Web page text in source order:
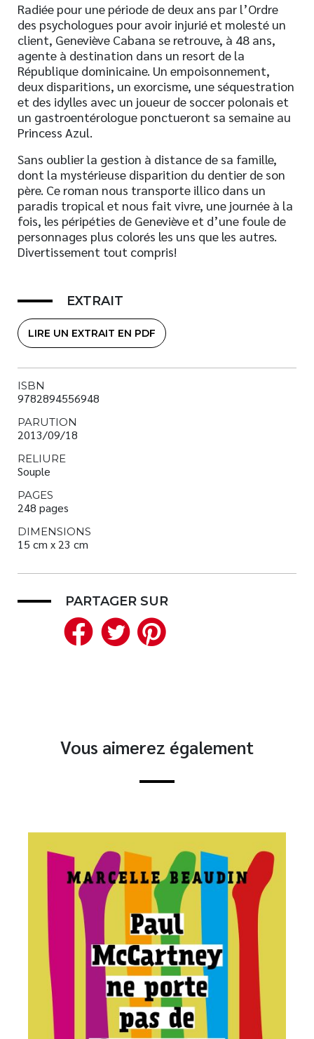
Radiée pour une période de deux ans par l’Ordre
des psychologues pour avoir injurié et molesté un
client, Geneviève Cabana se retrouve, à 48 ans,
agente à destination dans un resort de la
République dominicaine. Un empoisonnement,
deux disparitions, un exorcisme, une séquestration
et des idylles avec un joueur de soccer polonais et
un gastroentérologue ponctueront sa semaine au
Princess Azul.
Sans oublier la gestion à distance de sa famille,
dont la mystérieuse disparition du dentier de son
père. Ce roman nous transporte illico dans un
paradis tropical et nous fait vivre, une journée à la
fois, les péripéties de Geneviève et d’une foule de
personnages plus colorés les uns que les autres.
Divertissement tout compris!
EXTRAIT
LIRE UN EXTRAIT EN PDF
ISBN
9782894556948
PARUTION
2013/09/18
RELIURE
Souple
PAGES
248 pages
DIMENSIONS
15 cm x 23 cm
PARTAGER SUR
Facebook
Twitter
Vous aimerez également